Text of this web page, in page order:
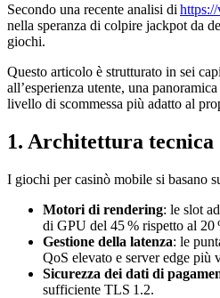
Secondo una recente analisi di
nella speranza di colpire jackpot da
giochi.
Questo articolo è strutturato in sei
all’esperienza utente, una
livello di scommessa più adatto al
1. Architettura tecnica
I giochi per casinò mobile si basano
Motori di rendering: le slot
di GPU del 45 % rispetto al 20
Gestione della latenza: le
QoS elevato e server edge più
Sicurezza dei dati di
sufficiente TLS 1.2.